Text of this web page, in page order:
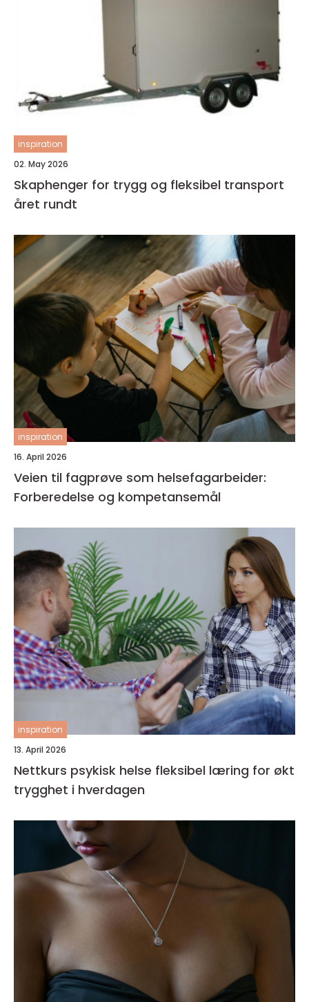
inspiration
02. May 2026
Skaphenger for trygg og fleksibel transport
året rundt
inspiration
16. April 2026
Veien til fagprøve som helsefagarbeider:
Forberedelse og kompetansemål
inspiration
13. April 2026
Nettkurs psykisk helse fleksibel læring for økt
trygghet i hverdagen